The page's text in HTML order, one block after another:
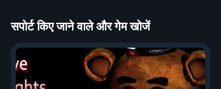
सपोर्ट किए जाने वाले और गेम खोजें